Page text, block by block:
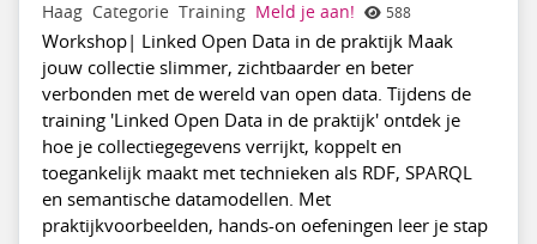
Haag Categorie Training Meld je aan! 588
Workshop| Linked Open Data in de praktijk Maak
jouw collectie slimmer, zichtbaarder en beter
verbonden met de wereld van open data. Tijdens de
training 'Linked Open Data in de praktijk' ontdek je
hoe je collectiegegevens verrijkt, koppelt en
toegankelijk maakt met technieken als RDF, SPARQL
en semantische datamodellen. Met
praktijkvoorbeelden, hands-on oefeningen leer je stap